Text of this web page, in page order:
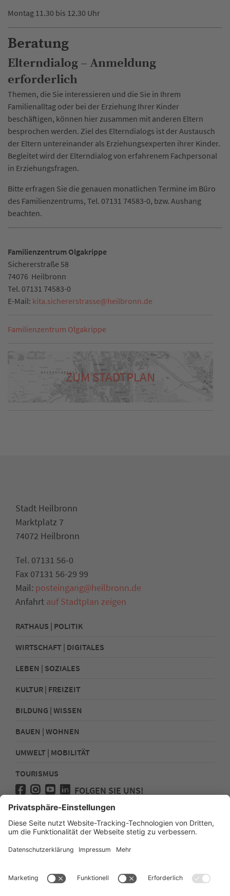
Montag 11.30 bis 12.30 Uhr
Beratung
Elterndialog – Anmeldung
erforderlich
Themen, die Sie interessieren und die Sie in Ihrem
Familienalltag oder bei der Erziehung Ihrer Kinder
beschäftigen, können hier zusammen mit anderen Eltern
besprochen werden. Ziel des Elterndialogs ist der Austausch
der Eltern untereinander als Erziehungsexperten ihrer Kinder.
Begleitet wird der Elterndialog von erfahrenem Fachpersonal
in Erziehungsfragen.
Bitte erfragen Sie die genauen monatlichen Termine im Büro
des Familienzentrums, Tel. 07131 74583-0, bzw. Aushang
beachten.
Familienzentrum Olgakrippe
Sichererstraße 58
74076 Heilbronn
Tel. 07131 74583-0
E-Mail: kita.sichererstrasse@heilbronn.de
Familienzentrum Olgakrippe
ZUM STADTPLAN
Stadt Heilbronn
Marktplatz 7
74072 Heilbronn
Tel. 07131 56-0
Fax 07131 56-29 99
Mail: posteingang@heilbronn.de
Anfahrt auf Stadtplan zeigen
RATHAUS | POLITIK
WIRTSCHAFT | DIGITALES
LEBEN | SOZIALES
KULTUR | FREIZEIT
BILDUNG | WISSEN
BAUEN | WOHNEN
UMWELT | MOBILITÄT
TOURISMUS
FOLGEN SIE UNS!
Presse
Kontakt
Impressum
Sitemap